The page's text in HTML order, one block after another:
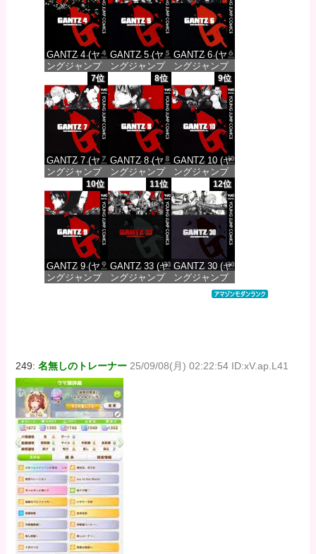
価格：¥100 価格：¥100 価格：¥100
GANTZ 4 (ヤ
ングジャンプ
コミックス
DIGITAL)
価格：¥100
GANTZ 5 (ヤ
ングジャンプ
コミックス
DIGITAL)
価格：¥100
GANTZ 6 (ヤ
ングジャンプ
コミックス
DIGITAL)
価格：¥100
7位
GANTZ 7 (ヤ
ングジャンプ
コミックス
DIGITAL)
価格：¥100
8位
GANTZ 8 (ヤ
ングジャンプ
コミックス
DIGITAL)
価格：¥100
9位
GANTZ 10 (ヤ
ングジャンプ
コミックス
DIGITAL)
価格：¥100
10位
GANTZ 9 (ヤ
ングジャンプ
11位
GANTZ 33 (ヤ
ングジャンプ
12位
GANTZ 30 (ヤ
ングジャンプ
コミックス
249:名無しのトレーナー 25/09/08(月) 02:22:54 ID:xV.ap.L41